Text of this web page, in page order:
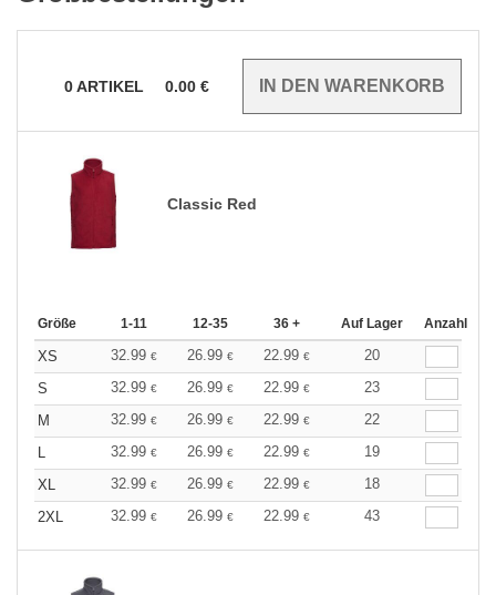
0ARTIKEL 0.00 €
Classic Red
Größe 1-11 12-35 36 + Auf Lager Anzahl
XS 32.99 € 26.99 € 22.99 €
20
S
32.99 € 26.99 € 22.99 €
23
M
32.99 € 26.99 € 22.99 €
22
L
32.99 € 26.99 € 22.99 €
19
XL
32.99 € 26.99 € 22.99 €
18
2XL
32.99 € 26.99 € 22.99 € 43